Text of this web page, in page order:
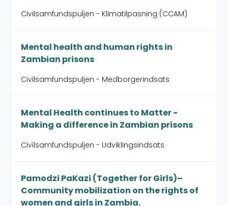
Civilsamfundspuljen - Klimatilpasning (CCAM)
Mental health and human rights in
Zambian prisons
Civilsamfundspuljen - Medborgerindsats
Mental Health continues to Matter -
Making a difference in Zambian prisons
Civilsamfundspuljen - Udviklingsindsats
Pamodzi PaKazi (Together for Girls)–
Community mobilization on the rights of
women and girls in Zambia.